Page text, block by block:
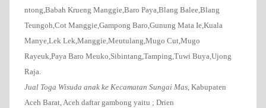
ntong,Babah Krueng Manggie,Baro Paya,Blang Balee,Blang
Teungoh,Cot Manggie,Gampong Baro,Gunung Mata Ie,Kuala
Manye,Lek Lek,Manggie,Meutulang,Mugo Cut,Mugo
Rayeuk,Paya Baro Meuko,Sibintang,Tamping,Tuwi Buya,Ujong
Raja.
Jual Toga Wisuda anak ke Kecamatan Sungai Mas, Kabupaten
Aceh Barat, Aceh daftar gambong yaitu ; Drien